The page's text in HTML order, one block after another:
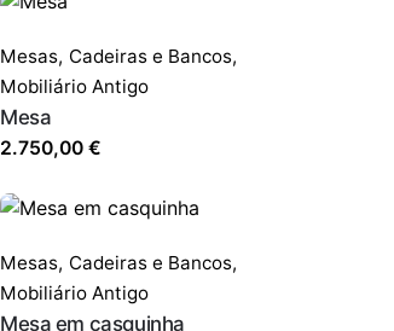
Mesas, Cadeiras e Bancos,
Mobiliário Antigo
Mesa
2.750,00 €
Mesas, Cadeiras e Bancos,
Mobiliário Antigo
Mesa em casquinha